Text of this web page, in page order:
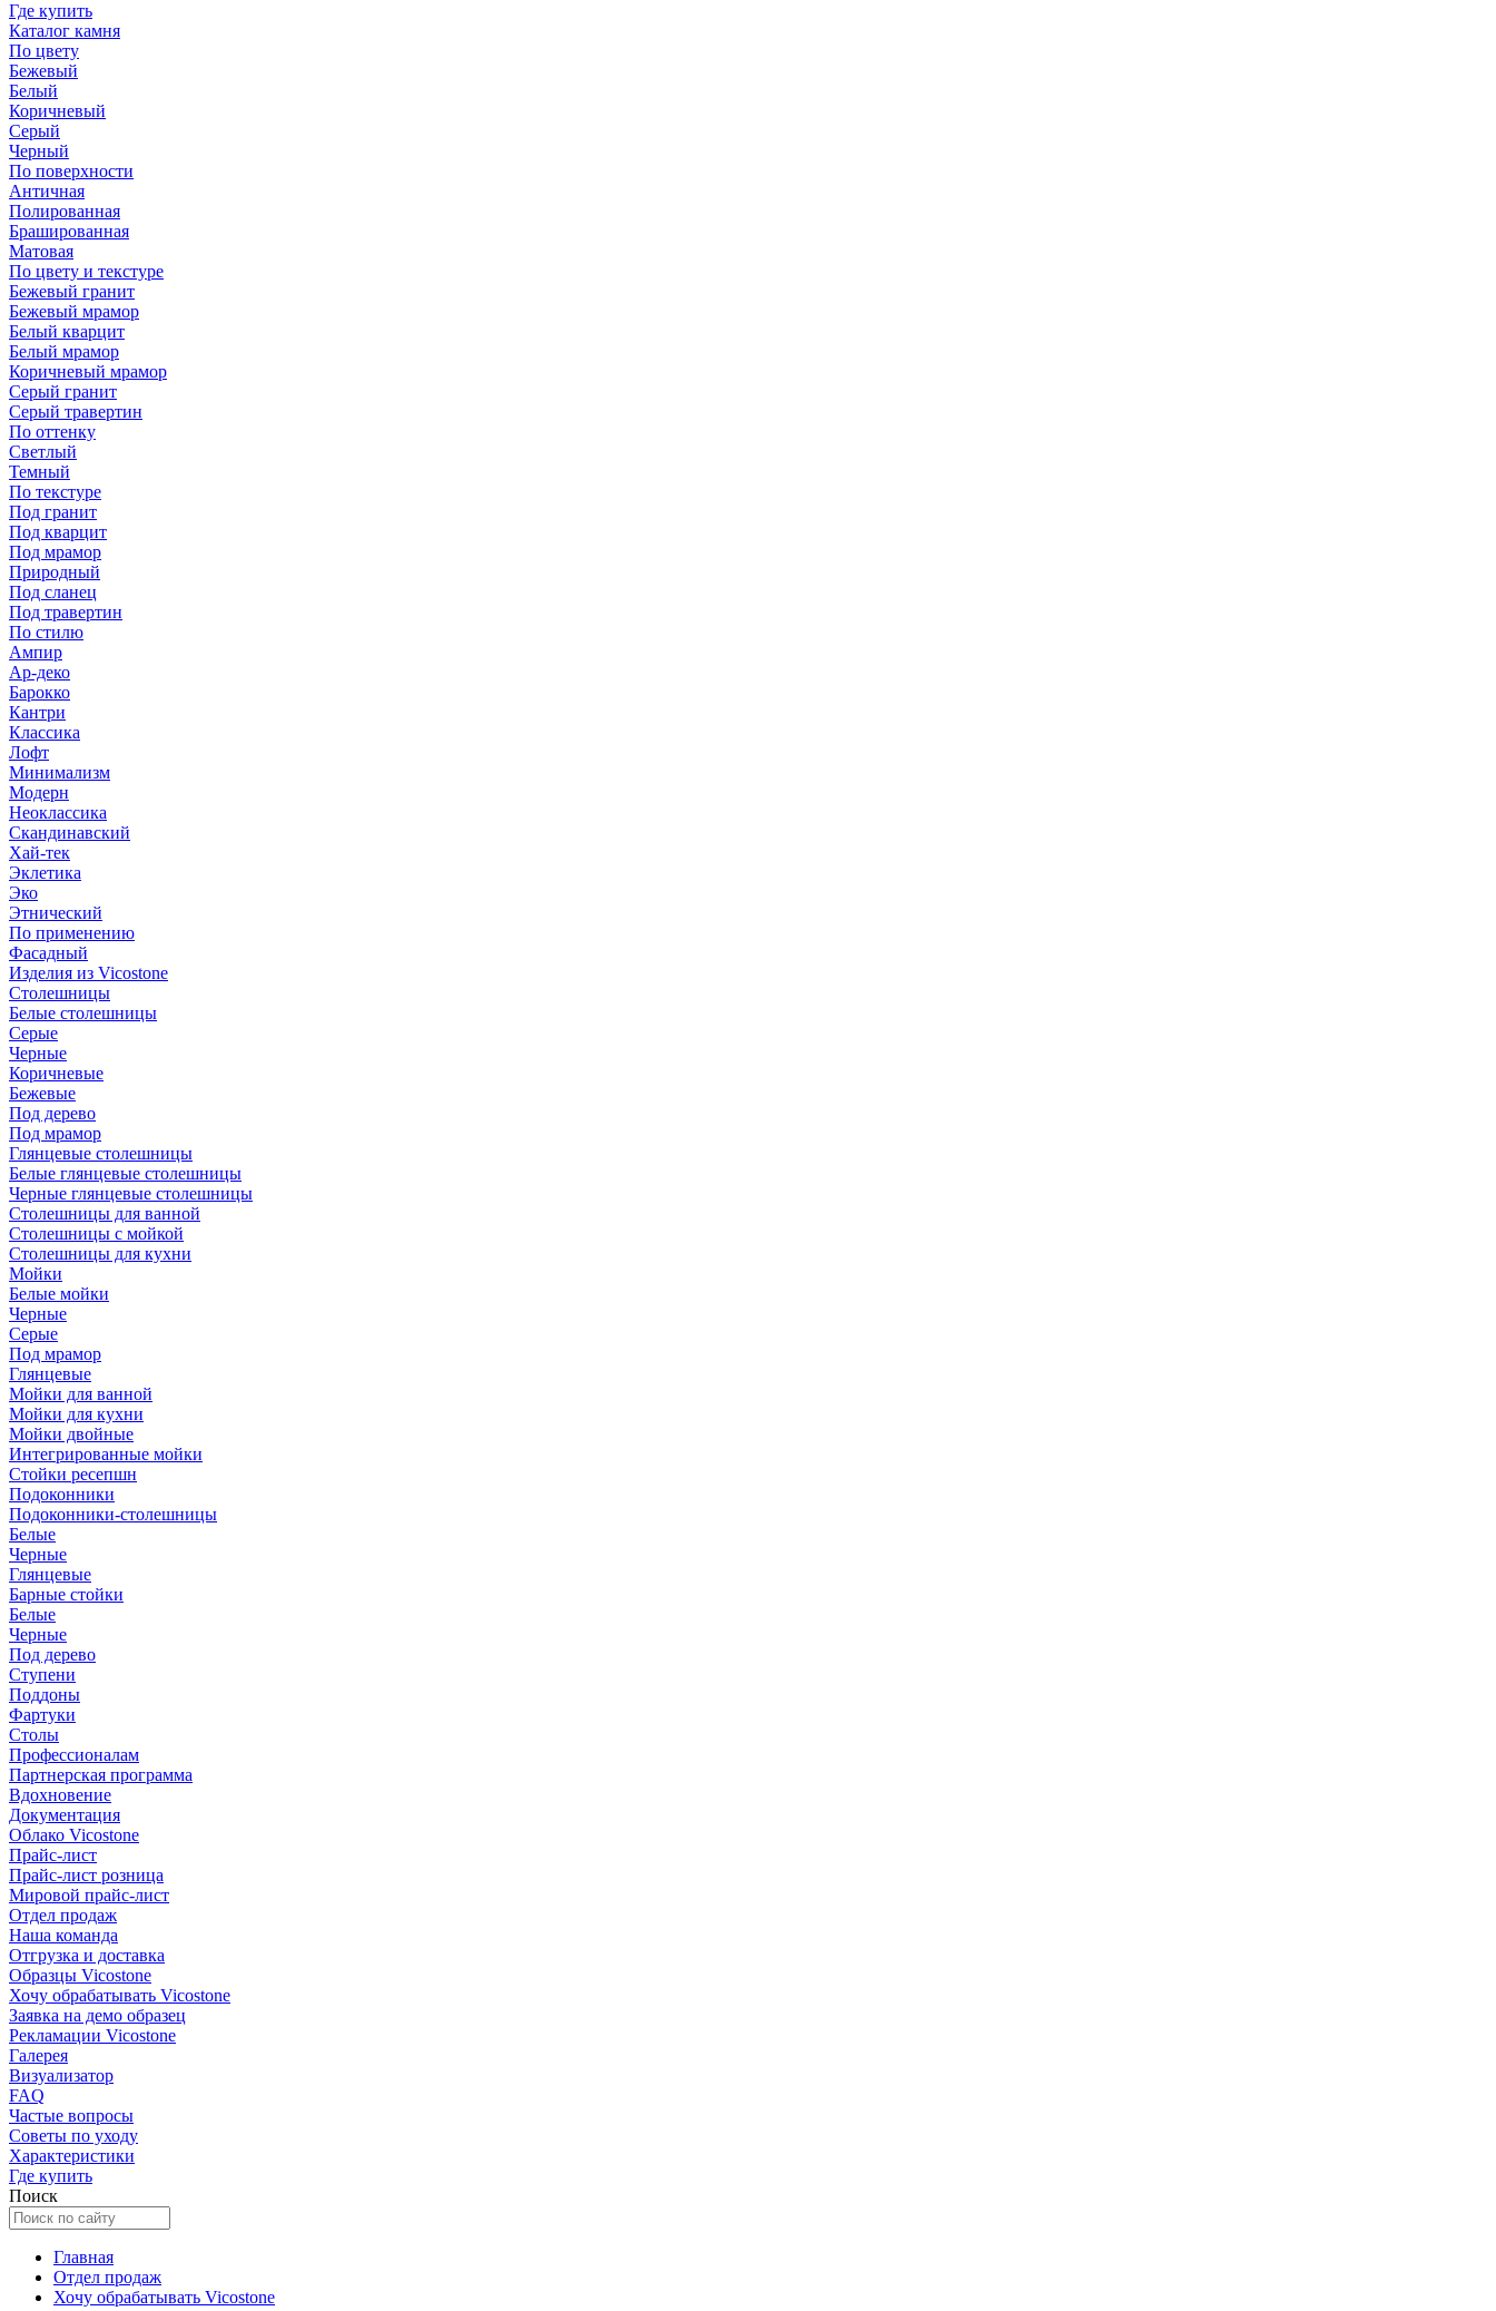
Где купить
Каталог камня
По цвету
Бежевый
Белый
Коричневый
Серый
Черный
По поверхности
Античная
Полированная
Брашированная
Матовая
По цвету и текстуре
Бежевый гранит
Бежевый мрамор
Белый кварцит
Белый мрамор
Коричневый мрамор
Серый гранит
Серый травертин
По оттенку
Светлый
Темный
По текстуре
Под гранит
Под кварцит
Под мрамор
Природный
Под сланец
Под травертин
По стилю
Ампир
Ар-деко
Барокко
Кантри
Классика
Лофт
Минимализм
Модерн
Неоклассика
Скандинавский
Хай-тек
Эклетика
Эко
Этнический
По применению
Фасадный
Изделия из Vicostone
Столешницы
Белые столешницы
Серые
Черные
Коричневые
Бежевые
Под дерево
Под мрамор
Глянцевые столешницы
Белые глянцевые столешницы
Черные глянцевые столешницы
Столешницы для ванной
Столешницы с мойкой
Столешницы для кухни
Мойки
Белые мойки
Черные
Серые
Под мрамор
Глянцевые
Мойки для ванной
Мойки для кухни
Мойки двойные
Интегрированные мойки
Стойки ресепшн
Подоконники
Подоконники-столешницы
Белые
Черные
Глянцевые
Барные стойки
Белые
Черные
Под дерево
Ступени
Поддоны
Фартуки
Столы
Профессионалам
Партнерская программа
Вдохновение
Документация
Облако Vicostone
Прайс-лист
Прайс-лист розница
Мировой прайс-лист
Отдел продаж
Наша команда
Отгрузка и доставка
Образцы Vicostone
Хочу обрабатывать Vicostone
Заявка на демо образец
Рекламации Vicostone
Галерея
Визуализатор
FAQ
Частые вопросы
Советы по уходу
Характеристики
Где купить
Поиск
Главная
Отдел продаж
Хочу обрабатывать Vicostone